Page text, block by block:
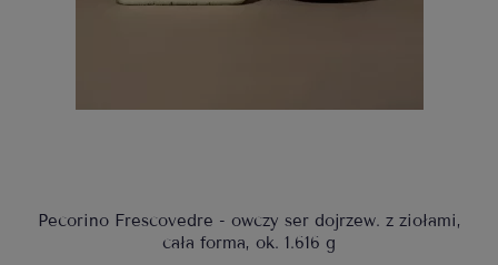
Pecorino Frescovedre - owczy ser dojrzew. z ziołami,
cała forma, ok. 1.616 g